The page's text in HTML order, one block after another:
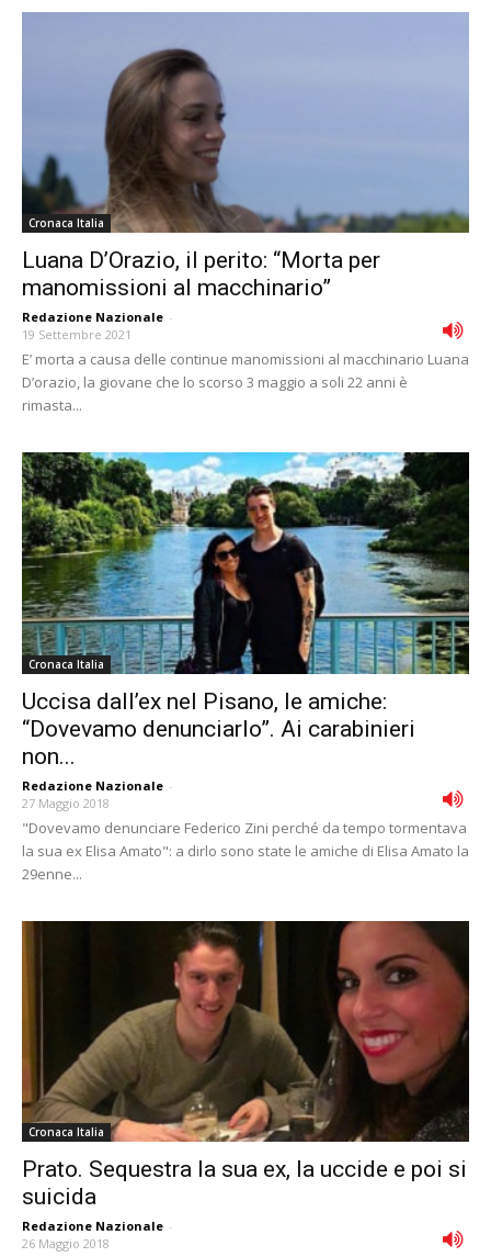
Cronaca Italia
Luana D’Orazio, il perito: “Morta per
manomissioni al macchinario”
Redazione Nazionale -
19 Settembre 2021
E’ morta a causa delle continue manomissioni al macchinario Luana
D’orazio, la giovane che lo scorso 3 maggio a soli 22 anni è
rimasta...
Cronaca Italia
Uccisa dallʼex nel Pisano, le amiche:
“Dovevamo denunciarlo”. Ai carabinieri
non...
Redazione Nazionale -
27 Maggio 2018
"Dovevamo denunciare Federico Zini perché da tempo tormentava
la sua ex Elisa Amato": a dirlo sono state le amiche di Elisa Amato la
29enne...
Cronaca Italia
Prato. Sequestra la sua ex, la uccide e poi si
suicida
Redazione Nazionale -
26 Maggio 2018